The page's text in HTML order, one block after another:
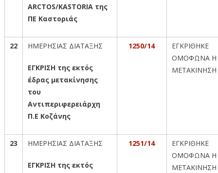
ARCTOS/KASTORIAτης
ΠΕ Καστοριάς
22 ΗΜΕΡΗΣΙΑΣ ΔΙΑΤΑΞΗΣ
ΕΓΚΡΙΣΗ της εκτός
έδρας μετακίνησης
του
Αντιπεριφερειάρχη
Π.Ε Κοζάνης
1250/14
ΕΓΚΡΙΘΗΚΕ
ΟΜΟΦΩΝΑ Η
ΜΕΤΑΚΙΝΗΣΗ
23 ΗΜΕΡΗΣΙΑΣ ΔΙΑΤΑΞΗΣ
ΕΓΚΡΙΣΗ της εκτός
1251/14
ΕΓΚΡΙΘΗΚΕ
ΟΜΟΦΩΝΑ Η
ΜΕΤΑΚΙΝΗΣΗ